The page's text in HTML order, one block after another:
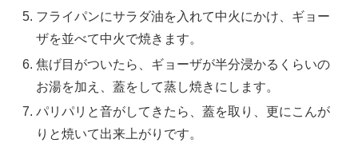
フライパンにサラダ油を入れて中火にかけ、ギョー
ザを並べて中火で焼きます。
焦げ目がついたら、ギョーザが半分浸かるくらいの
お湯を加え、蓋をして蒸し焼きにします。
パリパリと音がしてきたら、蓋を取り、更にこんが
りと焼いて出来上がりです。